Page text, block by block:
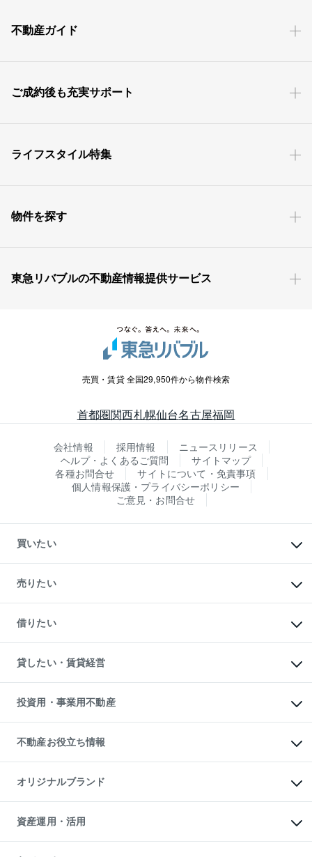
不動産ガイド
ご成約後も充実サポート
ライフスタイル特集
物件を探す
東急リバブルの不動産情報提供サービス
売買・賃貸 全国29,950件から物件検索
首都圏関西札幌仙台名古屋福岡
会社情報 採用情報
ニュースリリース
ヘルプ・よくあるご質問
サイトマップ
各種お問合せ
サイトについて・免責事項
個人情報保護・プライバシーポリシー
ご意見・お問合せ
買いたい
新築・分譲マンションの購入
中古マンションの購入
一戸建ての購入
中古一戸建ての購入
不動産購入の流れ
注目キーワード物件特集
購入ガイド
English 繁体中文簡体中文
売りたい
一戸建ての売却・査定
土地の売却・査定
スピードAI査定
不動産査定について
不動産売却の流れ
不動産買換えの流れ
売却ガイド
借りたい
オフィス・店舗の賃貸
借りるときの流れ
借りるガイド
貸したい・賃貸経営
マンション賃料データ
賃貸管理プラン
リロケーションについて
貸すガイド
投資用・事業用不動産
事業用不動産
マンション投資
投資用マンション
アパート経営
収益物件
ビル購入（ビル一棟）
投資用不動産の売却査定
事業用不動産の売却査定
不動産お役立ち情報
マンションライブラリー
人気マンションランキング
暮らしに役立つ不動産メディア
不動産相場・不動産価格情報
不動産コラム・ニュース
オリジナルブランド
一棟リノベーションマンション
L`GENTE（ルジェンテ）
区分リノベーションマンション
資産運用・活用